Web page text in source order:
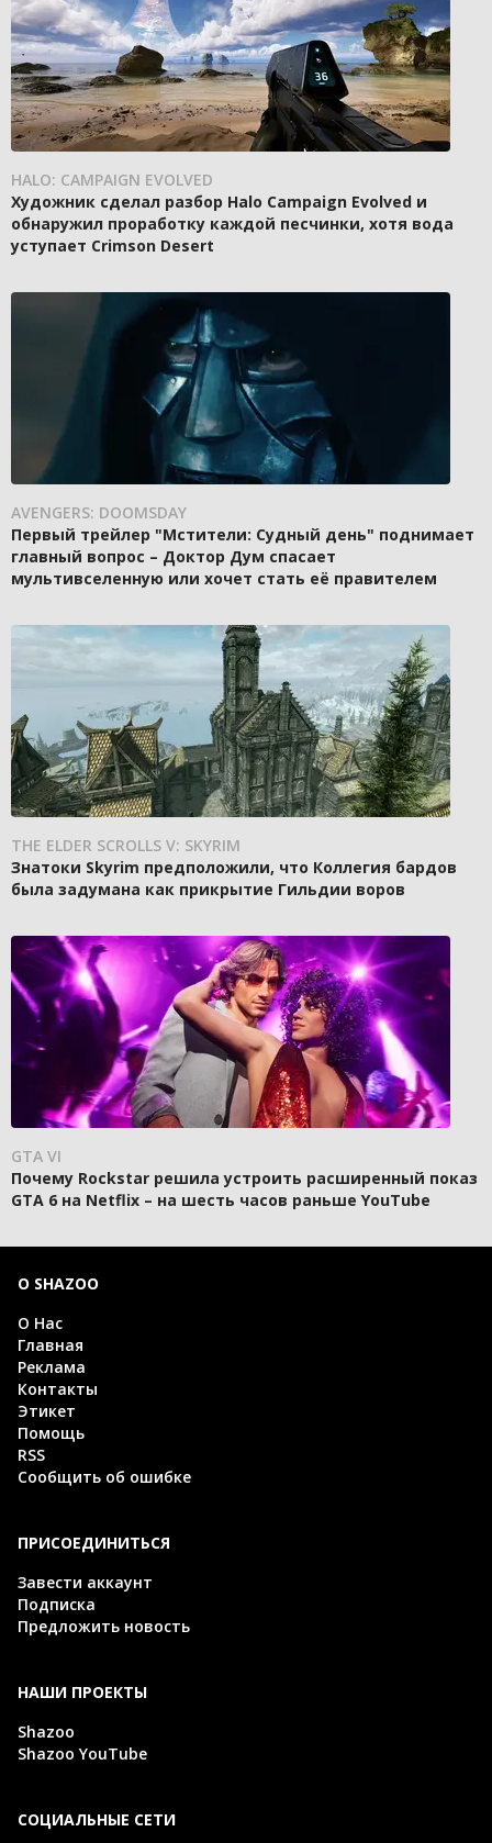
HALO: CAMPAIGN EVOLVED
Художник сделал разбор Halo Campaign Evolved и
обнаружил проработку каждой песчинки, хотя вода
уступает Crimson Desert
AVENGERS: DOOMSDAY
Первый трейлер "Мстители: Судный день" поднимает
главный вопрос – Доктор Дум спасает
мультивселенную или хочет стать её правителем
THE ELDER SCROLLS V: SKYRIM
Знатоки Skyrim предположили, что Коллегия бардов
была задумана как прикрытие Гильдии воров
GTA VI
Почему Rockstar решила устроить расширенный показ
GTA 6 на Netflix – на шесть часов раньше YouTube
О SHAZOO
О Нас
Главная
Реклама
Контакты
Этикет
Помощь
RSS
Сообщить об ошибке
ПРИСОЕДИНИТЬСЯ
Завести аккаунт
Подписка
Предложить новость
НАШИ ПРОЕКТЫ
Shazoo
Shazoo YouTube
СОЦИАЛЬНЫЕ СЕТИ